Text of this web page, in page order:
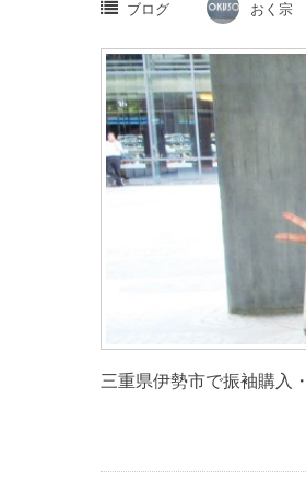
ブログ おく宗
三重県伊勢市で振袖購入